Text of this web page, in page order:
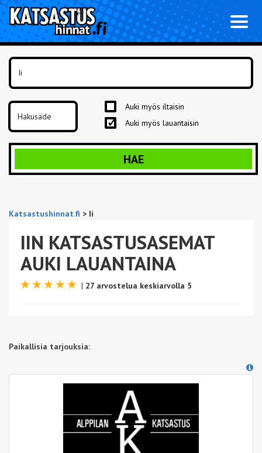
Auki myös iltaisin
Auki myös lauantaisin
HAE
Katsastushinnat.fi > Ii
IIN KATSASTUSASEMAT
AUKI LAUANTAINA
| 27 arvostelua keskiarvolla 5
Paikallisia tarjouksia: